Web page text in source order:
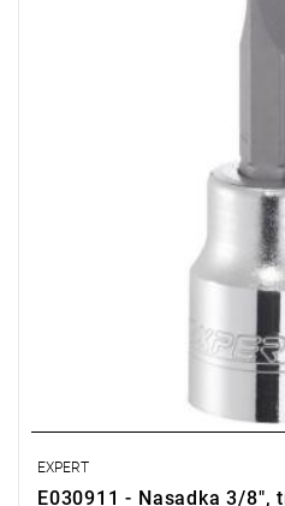
EXPERT
E030911 - Nasadka 3/8",